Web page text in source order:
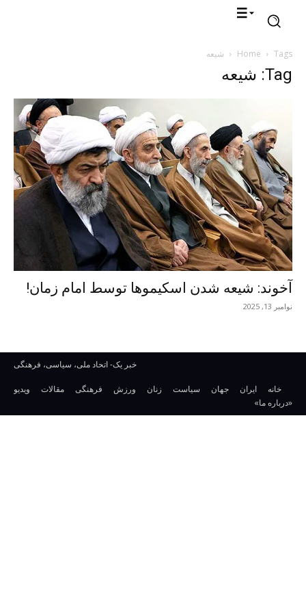
Home Tags شیعه
Tag: شیعه
آخوند: شیعه شدن اسکیموها توسط امام زمان!
نوامبر 13, 2025
خبر یک- اتحاد ملی، سیاسی، فرهنگی
خانه ایران جهان سیاست زنان ورزش فرهنگی مقالات
ویدیو
«درباره ما»